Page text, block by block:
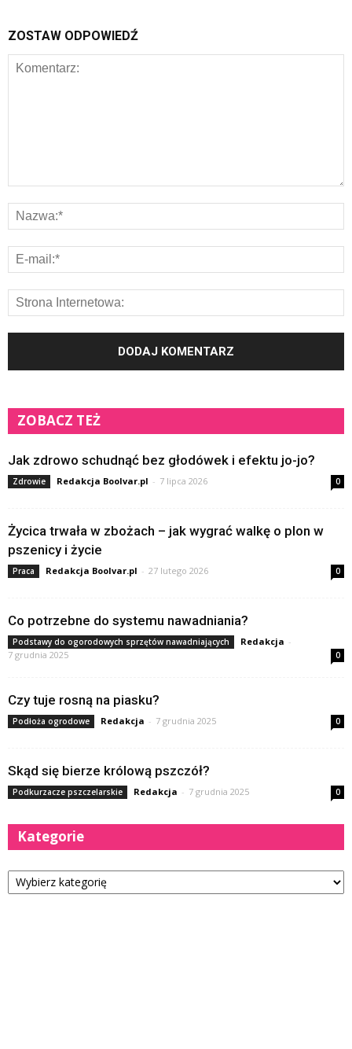
ZOSTAW ODPOWIEDŹ
ZOBACZ TEŻ
Jak zdrowo schudnąć bez głodówek i efektu jo-jo?
Zdrowie Redakcja Boolvar.pl - 7 lipca 2026 0
Życica trwała w zbożach – jak wygrać walkę o plon w
pszenicy i życie
Praca Redakcja Boolvar.pl - 27 lutego 2026 0
Co potrzebne do systemu nawadniania?
Podstawy do ogorodowych sprzętów nawadniających Redakcja -
7 grudnia 2025
0
Czy tuje rosną na piasku?
Podłoża ogrodowe Redakcja - 7 grudnia 2025 0
Skąd się bierze królową pszczół?
Podkurzacze pszczelarskie Redakcja - 7 grudnia 2025 0
Kategorie
Kategorie